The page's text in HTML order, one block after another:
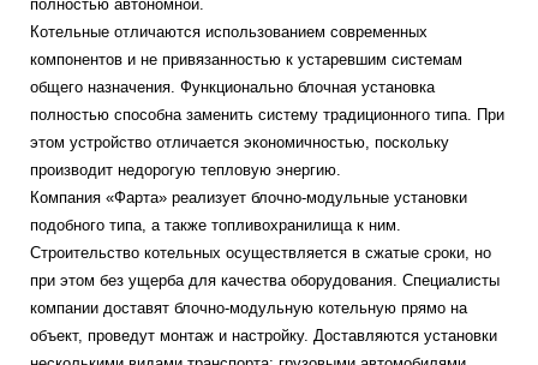
полностью автономной.
Котельные отличаются использованием современных
компонентов и не привязанностью к устаревшим системам
общего назначения. Функционально блочная установка
полностью способна заменить систему традиционного типа. При
этом устройство отличается экономичностью, поскольку
производит недорогую тепловую энергию.
Компания «Фарта» реализует блочно-модульные установки
подобного типа, а также топливохранилища к ним.
Строительство котельных осуществляется в сжатые сроки, но
при этом без ущерба для качества оборудования. Специалисты
компании доставят блочно-модульную котельную прямо на
объект, проведут монтаж и настройку. Доставляются установки